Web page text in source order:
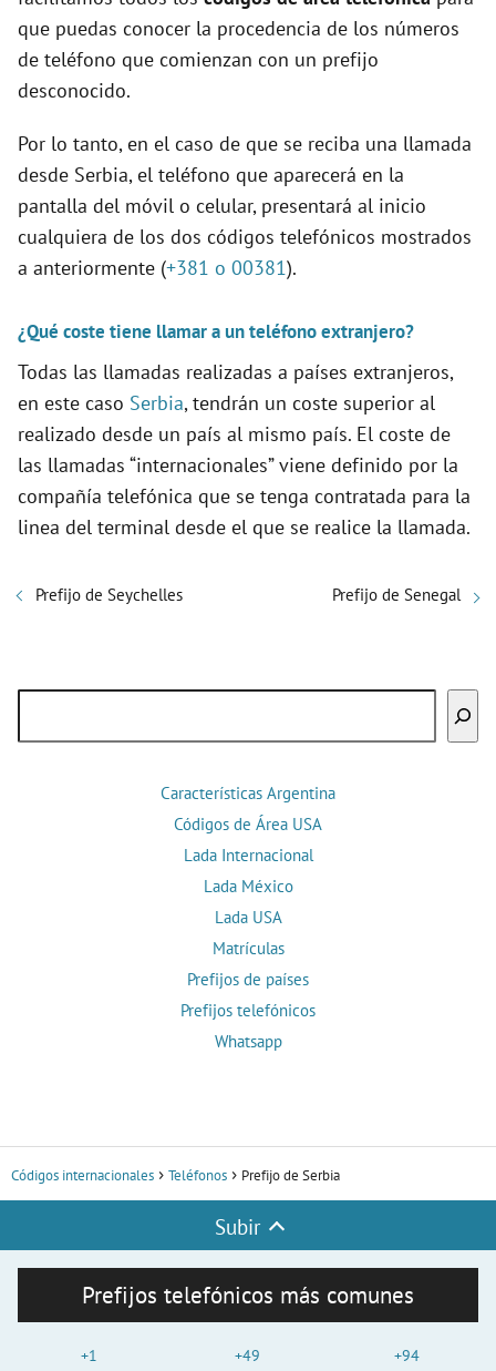
que puedas conocer la procedencia de los números
de teléfono que comienzan con un prefijo
desconocido.
Por lo tanto, en el caso de que se reciba una llamada
desde Serbia, el teléfono que aparecerá en la
pantalla del móvil o celular, presentará al inicio
cualquiera de los dos códigos telefónicos mostrados
a anteriormente (+381 o 00381).
¿Qué coste tiene llamar a un teléfono extranjero?
Todas las llamadas realizadas a países extranjeros,
en este caso Serbia, tendrán un coste superior al
realizado desde un país al mismo país. El coste de
las llamadas “internacionales” viene definido por la
compañía telefónica que se tenga contratada para la
linea del terminal desde el que se realice la llamada.
Prefijo de Seychelles Prefijo de Senegal
Características Argentina
Códigos de Área USA
Lada Internacional
Lada México
Lada USA
Matrículas
Prefijos de países
Prefijos telefónicos
Whatsapp
Códigos internacionales Teléfonos Prefijo de Serbia
Subir
Prefijos telefónicos más comunes
+1
+49
+94